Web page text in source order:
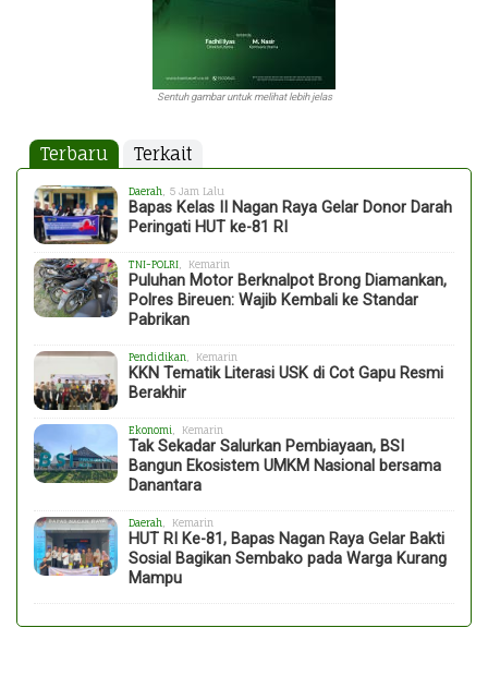
Sentuh gambar untuk melihat lebih jelas
Terbaru Terkait
Daerah , 5 Jam Lalu
Bapas Kelas II Nagan Raya Gelar Donor Darah
Peringati HUT ke-81 RI
TNI-POLRI , Kemarin
Puluhan Motor Berknalpot Brong Diamankan,
Polres Bireuen: Wajib Kembali ke Standar
Pabrikan
Pendidikan , Kemarin
KKN Tematik Literasi USK di Cot Gapu Resmi
Berakhir
Ekonomi , Kemarin
Tak Sekadar Salurkan Pembiayaan, BSI
Bangun Ekosistem UMKM Nasional bersama
Danantara
Daerah , Kemarin
HUT RI Ke-81, Bapas Nagan Raya Gelar Bakti
Sosial Bagikan Sembako pada Warga Kurang
Mampu